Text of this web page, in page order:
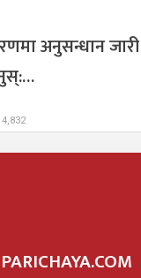
अनुसन्धान
PARICHAYA.COM